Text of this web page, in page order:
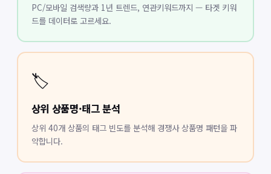
PC/모바일 검색량과 1년 트렌드, 연관키워드까지 — 타겟 키워
드를 데이터로 고르세요.
🏷️
상위 상품명·태그 분석
상위 40개 상품의 태그 빈도를 분석해 경쟁사 상품명 패턴을 파
악합니다.